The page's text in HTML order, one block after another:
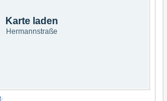
Karte laden
Hermannstraße